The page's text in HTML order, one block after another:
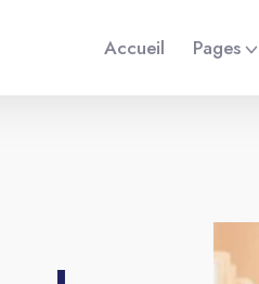
Accueil Pages